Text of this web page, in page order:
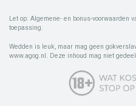
Let op: Algemene- en bonus-voorwaarden
toepassing.
Wedden is leuk, maar mag geen
www.agog.nl. Deze inhoud mag niet